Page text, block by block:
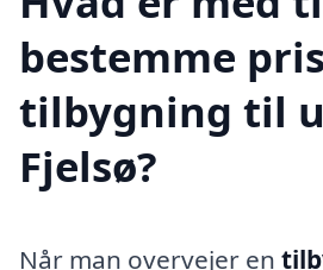
bestemme
tilbygning til
Fjelsø?
Når man overvejer en